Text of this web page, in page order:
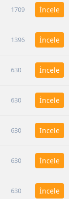
1709 İncele
1396 İncele
630 İncele
630 İncele
630 İncele
630 İncele
630 İncele